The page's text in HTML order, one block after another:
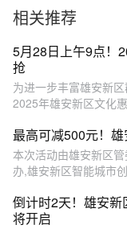
补，双重羊毛薅到爽
补贴 #百亿补贴 #国
科技
相关推荐
5月28日上午9点！
抢
为进一步丰富雄安新
2025年雄安新区文化
最高可减500元！
本次活动由雄安新区
办,雄安新区智能城市
倒计时2天！雄安新
将开启